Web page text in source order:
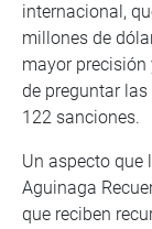
internacional,
millones de
mayor precisión
de preguntar
122 sanciones.
Un aspecto que
Aguinaga
que reciben